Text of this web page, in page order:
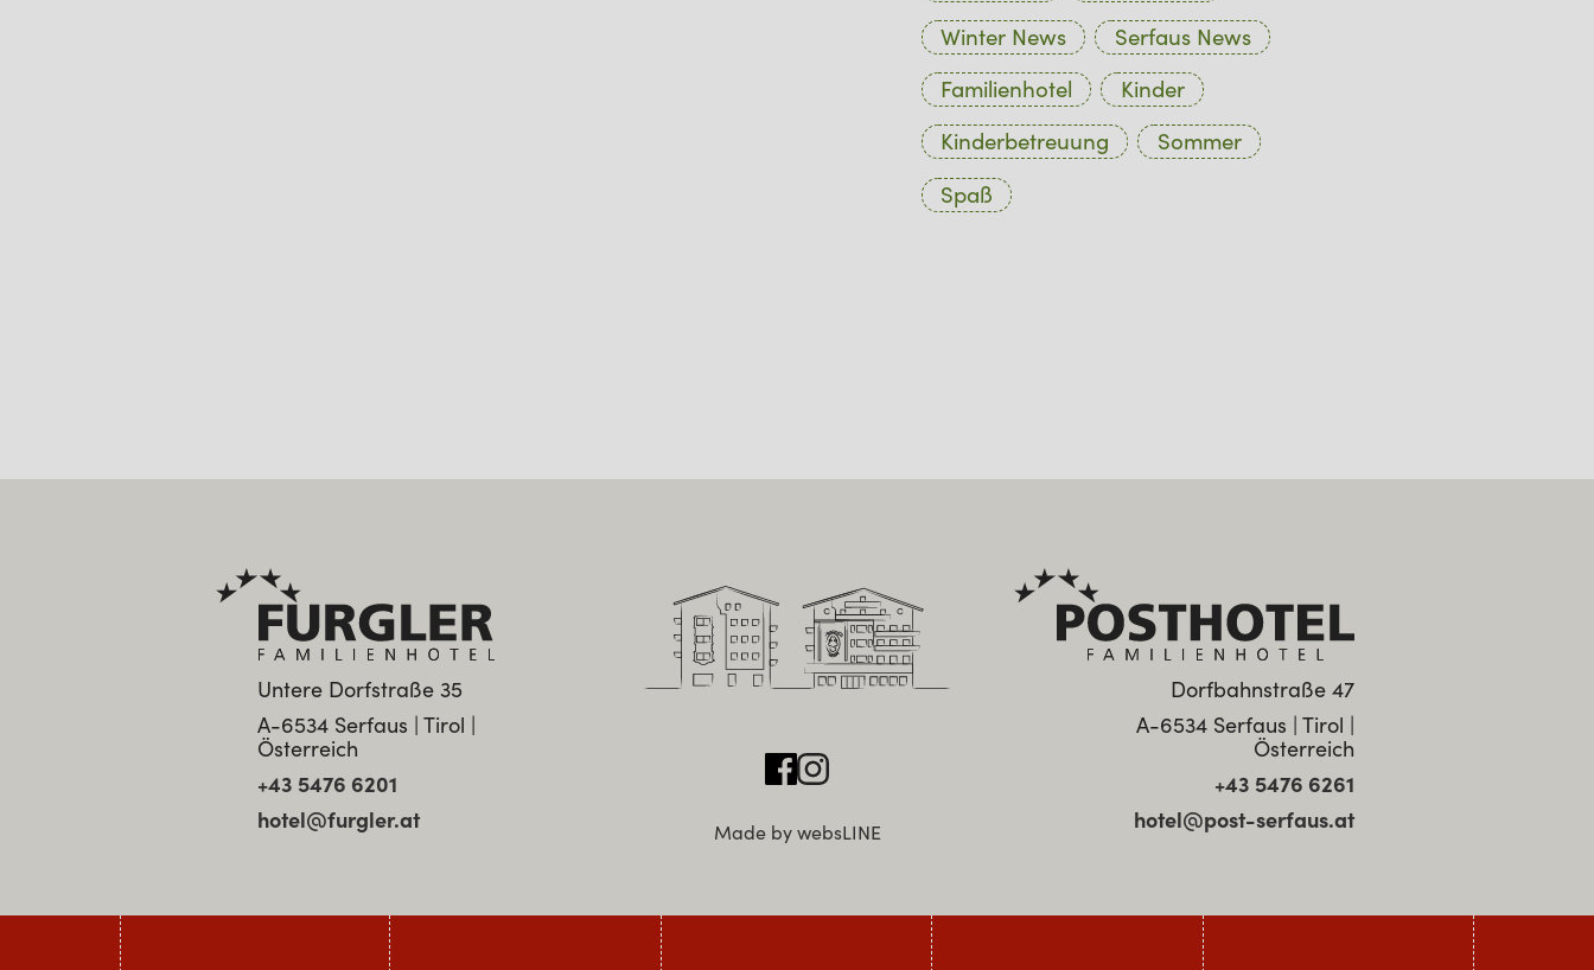
Winter News
Serfaus News
Familienhotel
Kinder
Kinderbetreuung
Sommer
Spaß
Untere Dorfstraße 35
A-6534 Serfaus | Tirol |
Österreich
+43 5476 6201
hotel@furgler.at
Made by websLINE
Dorfbahnstraße 47
A-6534 Serfaus | Tirol |
Österreich
+43 5476 6261
hotel@post-serfaus.at